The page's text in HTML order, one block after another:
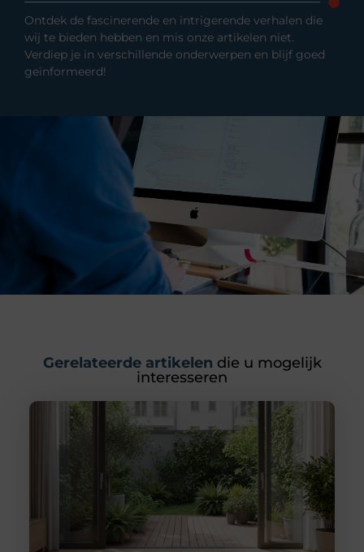
Ontdek de fascinerende en intrigerende verhalen die
wij te bieden hebben en mis onze artikelen niet.
Verdiep je in verschillende onderwerpen en blijf goed
geïnformeerd!
Gerelateerde artikelen die u mogelijk
interesseren